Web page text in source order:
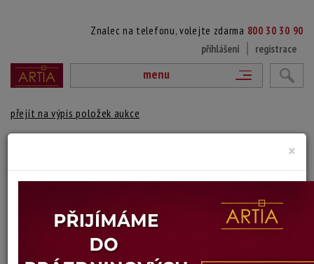
Znalec na telefonu, volejte zdarma 800 30 30 90
přihlášení
registrace
menu
přejít na výpis položek aukce
Autor:Venda Truhlářová
signováno tužkou vpravo dole, paspartováno
Technika: lept na kartonu
Šířka: 21,5 cm, výška: 25,5 cm, rámování: volný list
×